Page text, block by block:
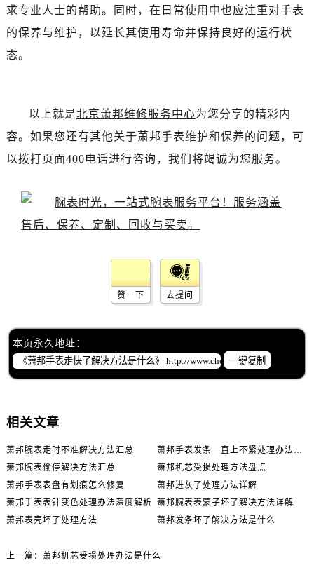
求专业人士的帮助。同时，在日常使用中也应注重对手表
的保养与维护，以延长其使用寿命并保持良好的运行状
态。
以上就是北京萧邦维修服务中心为您分享的精彩内
容。如果您还有其他关于萧邦手表维护和保养的问题，可
以拨打页面400电话进行咨询，我们将竭诚为您服务。
赞一下 去提问
本页永久地址：
一键复制
相关文章
萧邦腕表走时不准解决方法汇总
萧邦手表发条一直上不紧处理办法推荐
萧邦腕表偷停解决方法汇总
萧邦机芯受损处理方法盘点
萧邦手表表盘有划痕怎么修复
萧邦进灰了处理方法详解
萧邦手表表针变色处理办法深度解析 萧邦腕表表蒙子坏了解决方法详解
萧邦表壳坏了处理方法
萧邦发条坏了解决方法是什么
上一篇： 萧邦机芯受损处理办法是什么